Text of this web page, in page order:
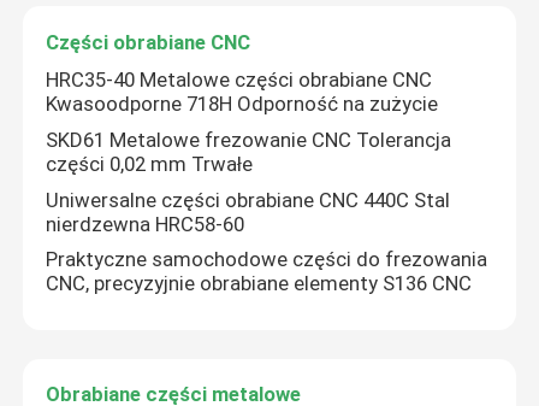
Części obrabiane CNC
HRC35-40 Metalowe części obrabiane CNC
Kwasoodporne 718H Odporność na zużycie
SKD61 Metalowe frezowanie CNC Tolerancja
części 0,02 mm Trwałe
Uniwersalne części obrabiane CNC 440C Stal
nierdzewna HRC58-60
Praktyczne samochodowe części do frezowania
CNC, precyzyjnie obrabiane elementy S136 CNC
Obrabiane części metalowe